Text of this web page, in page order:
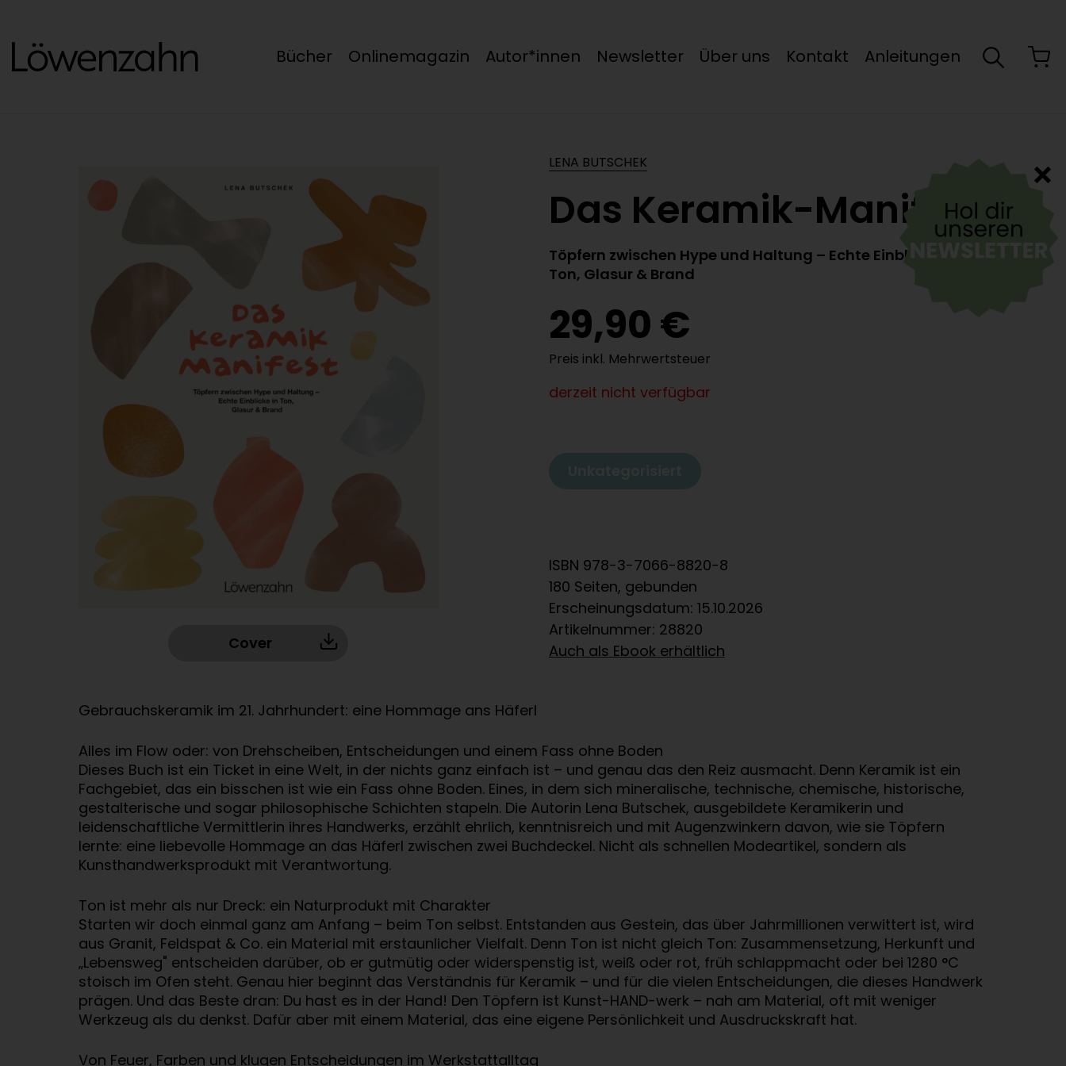
Bücher Onlinemagazin Autor*innen Newsletter Über uns Kontakt Anleitungen
Cover
LENA BUTSCHEK
Das Keramik-Manifest
Töpfern zwischen Hype und Haltung – Echte Einblicke in
Ton, Glasur & Brand
29,90 €
Preis inkl. Mehrwertsteuer
derzeit nicht verfügbar
ISBN 978-3-7066-8820-8
180 Seiten, gebunden
Erscheinungsdatum: 15.10.2026
Artikelnummer: 28820
Auch als Ebook erhältlich
Gebrauchskeramik im 21. Jahrhundert: eine Hommage ans Häferl
Alles im Flow oder: von Drehscheiben, Entscheidungen und einem Fass ohne Boden
Dieses Buch ist ein Ticket in eine Welt, in der nichts ganz einfach ist – und genau das den Reiz ausmacht. Denn Keramik ist ein
Fachgebiet, das ein bisschen ist wie ein Fass ohne Boden. Eines, in dem sich mineralische, technische, chemische, historische,
gestalterische und sogar philosophische Schichten stapeln. Die Autorin Lena Butschek, ausgebildete Keramikerin und
leidenschaftliche Vermittlerin ihres Handwerks, erzählt ehrlich, kenntnisreich und mit Augenzwinkern davon, wie sie Töpfern
lernte: eine liebevolle Hommage an das Häferl zwischen zwei Buchdeckel. Nicht als schnellen Modeartikel, sondern als
Kunsthandwerksprodukt mit Verantwortung.
Ton ist mehr als nur Dreck: ein Naturprodukt mit Charakter
Starten wir doch einmal ganz am Anfang – beim Ton selbst. Entstanden aus Gestein, das über Jahrmillionen verwittert ist, wird
aus Granit, Feldspat & Co. ein Material mit erstaunlicher Vielfalt. Denn Ton ist nicht gleich Ton: Zusammensetzung, Herkunft und
„Lebensweg" entscheiden darüber, ob er gutmütig oder widerspenstig ist, weiß oder rot, früh schlappmacht oder bei 1280 °C
stoisch im Ofen steht. Genau hier beginnt das Verständnis für Keramik – und für die vielen Entscheidungen, die dieses Handwerk
prägen. Und das Beste dran: Du hast es in der Hand! Den Töpfern ist Kunst-HAND-werk – nah am Material, oft mit weniger
Werkzeug als du denkst. Dafür aber mit einem Material, das eine eigene Persönlichkeit und Ausdruckskraft hat.
Von Feuer, Farben und klugen Entscheidungen im Werkstattalltag